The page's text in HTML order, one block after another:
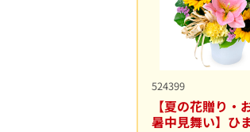
524399
【夏の花贈り・
暑中見舞い】ひ